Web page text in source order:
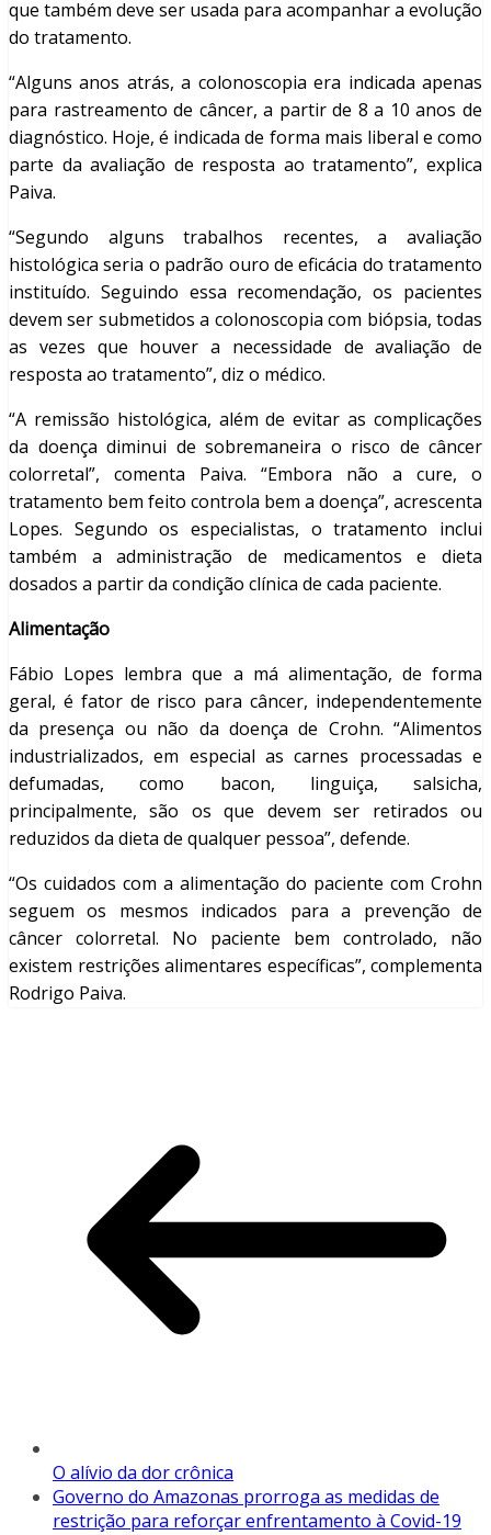
que também deve ser usada para acompanhar a evolução
do tratamento.
“Alguns anos atrás, a colonoscopia era indicada apenas
para rastreamento de câncer, a partir de 8 a 10 anos de
diagnóstico. Hoje, é indicada de forma mais liberal e como
parte da avaliação de resposta ao tratamento”, explica
Paiva.
“Segundo alguns trabalhos recentes, a avaliação
histológica seria o padrão ouro de eficácia do tratamento
instituído. Seguindo essa recomendação, os pacientes
devem ser submetidos a colonoscopia com biópsia, todas
as vezes que houver a necessidade de avaliação de
resposta ao tratamento”, diz o médico.
“A remissão histológica, além de evitar as complicações
da doença diminui de sobremaneira o risco de câncer
colorretal”, comenta Paiva. “Embora não a cure, o
tratamento bem feito controla bem a doença”, acrescenta
Lopes. Segundo os especialistas, o tratamento inclui
também a administração de medicamentos e dieta
dosados a partir da condição clínica de cada paciente.
Alimentação
Fábio Lopes lembra que a má alimentação, de forma
geral, é fator de risco para câncer, independentemente
da presença ou não da doença de Crohn. “Alimentos
industrializados, em especial as carnes processadas e
defumadas, como bacon, linguiça, salsicha,
principalmente, são os que devem ser retirados ou
reduzidos da dieta de qualquer pessoa”, defende.
“Os cuidados com a alimentação do paciente com Crohn
seguem os mesmos indicados para a prevenção de
câncer colorretal. No paciente bem controlado, não
existem restrições alimentares específicas”, complementa
Rodrigo Paiva.
O alívio da dor crônica
Governo do Amazonas prorroga as medidas de
restrição para reforçar enfrentamento à Covid-19